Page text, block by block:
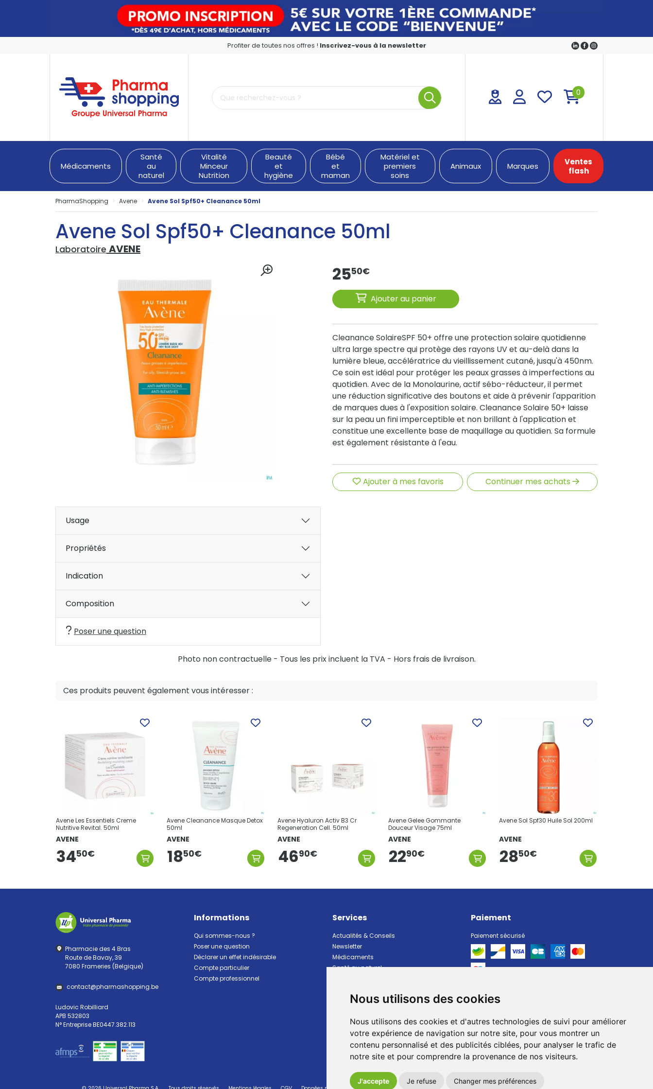
Nous utilisons des cookies
Nous utilisons des cookies et d'autres technologies de suivi pour améliorer
votre expérience de navigation sur notre site, pour vous montrer un
contenu personnalisé et des publicités ciblées, pour analyser le trafic de
notre site et pour comprendre la provenance de nos visiteurs.
J'accepte Je refuse Changer mes préférences
Profiter de toutes nos offres ! Inscrivez-vous à la newsletter
PharmaShopping Votre pharmacie en ligne à votre service
0
Médicaments
Santé
au
naturel
Vitalité
Minceur
Nutrition
Beauté
et
hygiène
Bébé
et
maman
Matériel et
premiers
soins
Animaux Marques
Ventes
flash
PharmaShopping Avene Avene Sol Spf50+ Cleanance 50ml
Avene Sol Spf50+ Cleanance 50ml
Laboratoire AVENE
2550€
Ajouter au panier
Cleanance SolaireSPF 50+ offre une protection solaire quotidienne
ultra large spectre qui protège des rayons UV et au-delà dans la
lumière bleue, accélératrice du vieillissement cutané, jusqu'à 450nm.
Ce soin est idéal pour protéger les peaux grasses à imperfections au
quotidien. Avec de la Monolaurine, actif sébo-réducteur, il permet
une réduction significative des boutons et aide à prévenir l'apparition
de marques dues à l'exposition solaire. Cleanance Solaire 50+ laisse
sur la peau un fini imperceptible et non brillant à l'application et
constitue une excellente base de maquillage au quotidien. Sa formule
est également résistante à l'eau.
Ajouter à mes favoris Continuer mes achats
Usage
Propriétés
Indication
Composition
Poser une question
Photo non contractuelle - Tous les prix incluent la TVA - Hors frais de livraison.
Ces produits peuvent également vous intéresser :
Avene Les Essentiels Creme
Nutritive Revital. 50ml
AVENE
3450€
Avene Cleanance Masque Detox
50ml
AVENE
1850€
Avene Hyaluron Activ B3 Cr
Regeneration Cell. 50ml
AVENE
4690€
Avene Gelee Gommante
Douceur Visage 75ml
AVENE
2290€
Avene Sol Spf30 Huile Sol 200ml
AVENE
2850€
Pharmacie des 4 Bras
Route de Bavay, 39
7080 Frameries (Belgique)
contact@pharmashopping.be
Ludovic Robilliard
APB 532803
N° Entreprise BE0447.382.113
Informations
Qui sommes-nous ?
Poser une question
Déclarer un effet indésirable
Compte particulier
Compte professionnel
Services
Actualités & Conseils
Newsletter
Médicaments
Santé au naturel
Bébé et maman
Animaux
Marques
Ventes flash
Pharmacie de garde
Paiement
Paiement sécurisé
Livraison
Livraison dans un Point Relais